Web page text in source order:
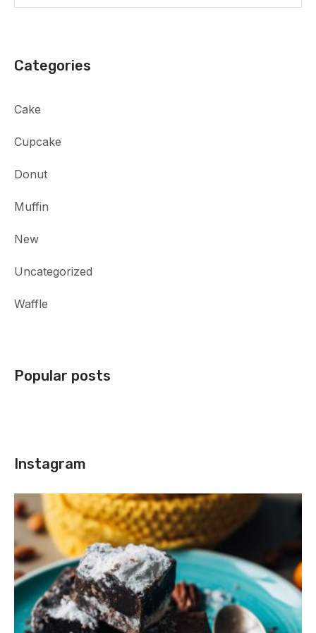
Categories
Cake
Cupcake
Donut
Muffin
New
Uncategorized
Waffle
Popular posts
Instagram